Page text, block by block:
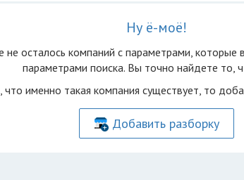
Ну ё-моё!
осталоcь компаний с параметрами, которые
параметрами поиска. Вы точно найдете то,
именно такая компания существует, то
Добавить разборку